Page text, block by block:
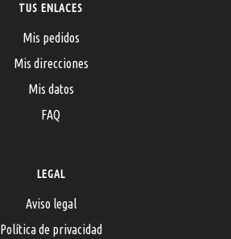
TUS ENLACES
Mis pedidos
Mis direcciones
Mis datos
FAQ
LEGAL
Aviso legal
Política de privacidad